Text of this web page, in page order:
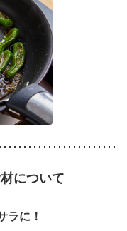
について
ラに！